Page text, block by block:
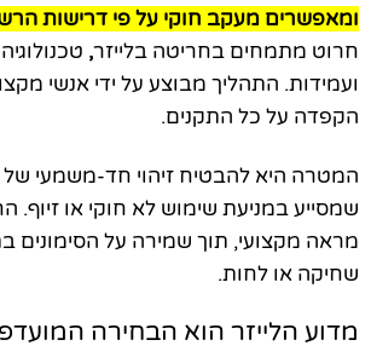
ומאפשרים מעקב חוקי על פי דרישות
חרוט מתמחים בחריטה בלייזר,
ועמידות. התהליך מבוצע על ידי אנשי
הקפדה על כל התקנים.
המטרה היא להבטיח זיהוי חד-משמעי
שמסייע במניעת שימוש לא חוקי או זיוף.
מראה מקצועי, תוך שמירה על הסימונים
שחיקה או לחות.
מדוע הלייזר הוא הבחירה